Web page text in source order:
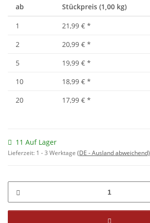
ab Stückpreis (1,00 kg)
1 21,99 € *
2
20,99 € *
5
19,99 € *
10
18,99 € *
20
17,99 € *
11 Auf Lager
Lieferzeit: 1 - 3 Werktage (DE - Ausland abweichend)